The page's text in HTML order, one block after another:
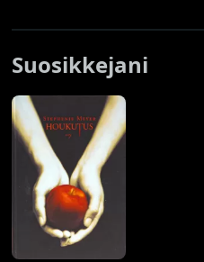
Suosikkejani